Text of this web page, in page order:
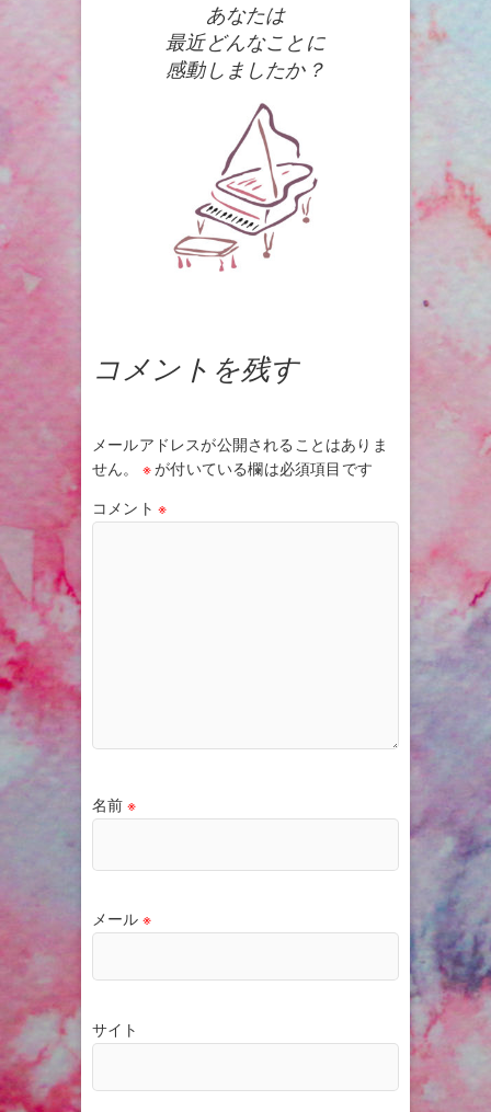
あなたは
最近どんなことに
感動しましたか？
コメントを残す
メールアドレスが公開されることはありま
せん。
※が付いている欄は必須項目です
コメント ※
名前 ※
メール ※
サイト